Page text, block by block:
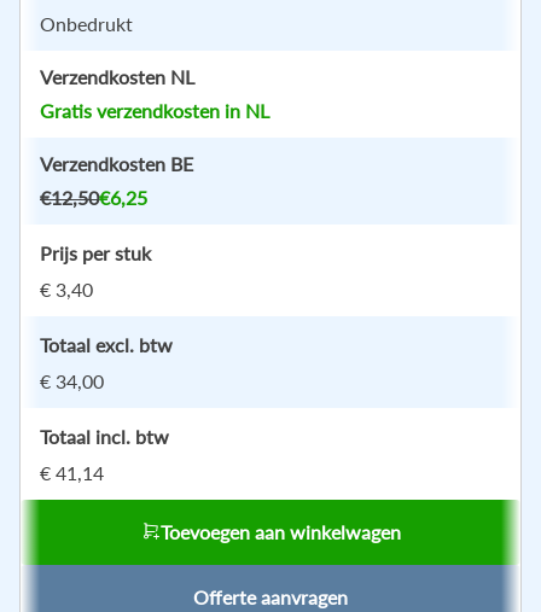
Onbedrukt
Verzendkosten NL
Gratis verzendkosten in NL
Verzendkosten BE
€12,50€6,25
Prijs per stuk
€ 3,40
Totaal excl. btw
€ 34,00
Totaal incl. btw
€ 41,14
Toevoegen aan winkelwagen
Offerte aanvragen